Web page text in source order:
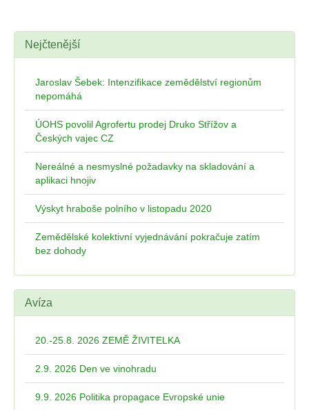
Nejčtenější
Jaroslav Šebek: Intenzifikace zemědělství regionům
nepomáhá
ÚOHS povolil Agrofertu prodej Druko Střížov a
Českých vajec CZ
Nereálné a nesmyslné požadavky na skladování a
aplikaci hnojiv
Výskyt hraboše polního v listopadu 2020
Zemědělské kolektivní vyjednávání pokračuje zatím
bez dohody
Avíza
20.-25.8. 2026 ZEMĚ ŽIVITELKA
2.9. 2026 Den ve vinohradu
9.9. 2026 Politika propagace Evropské unie